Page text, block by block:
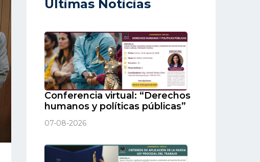
Ultimas Noticias
Conferencia virtual: “Derechos
humanos y políticas públicas”
07-08-2026